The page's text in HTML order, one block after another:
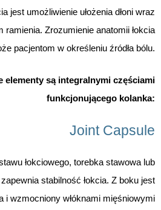
jest umożliwienie ułożenia dłoni wraz
ramienia. Zrozumienie anatomii łokcia
pacjentom w określeniu źródła bólu.
elementy są integralnymi częściami
funkcjonującego kolanka:
Joint Capsule
łokciowego, torebka stawowa lub
zapewnia stabilność łokcia. Z boku jest
i wzmocniony włóknami mięśniowymi